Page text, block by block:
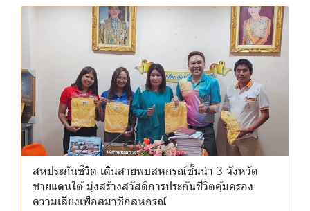
สหประกันชีวิต เดินสายพบสหกรณ์ชั้นนำ 3 จังหวัด
ชายแดนใต้ มุ่งสร้างสวัสดิการประกันชีวิตคุ้มครอง
ความเสี่ยงเพื่อสมาชิกสหกรณ์